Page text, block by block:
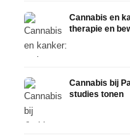
Cannabis en
therapie en
Cannabis bij
studies tonen